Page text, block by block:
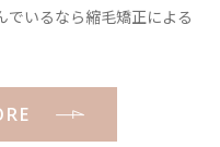
でいるなら縮毛矯正による